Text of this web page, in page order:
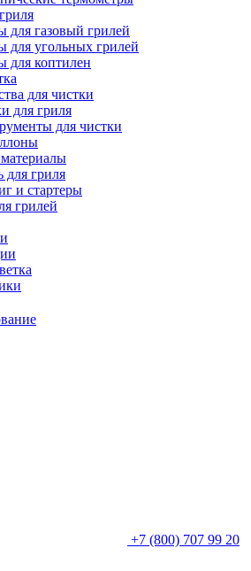
для газовый грилей
для угольных грилей
для коптилен
для чистки
для гриля
для чистки
для гриля
и стартеры
грилей
+7 (800) 707 99 20